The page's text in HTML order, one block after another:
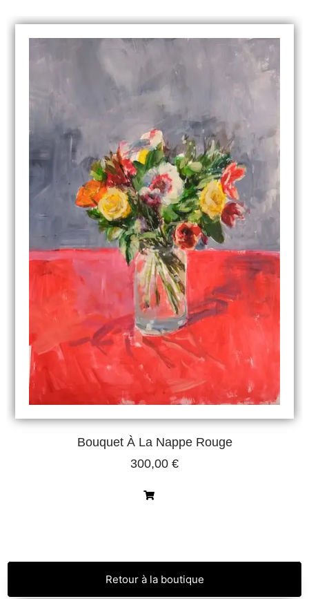
Bouquet À La Nappe Rouge
300,00 €
Retour à la boutique